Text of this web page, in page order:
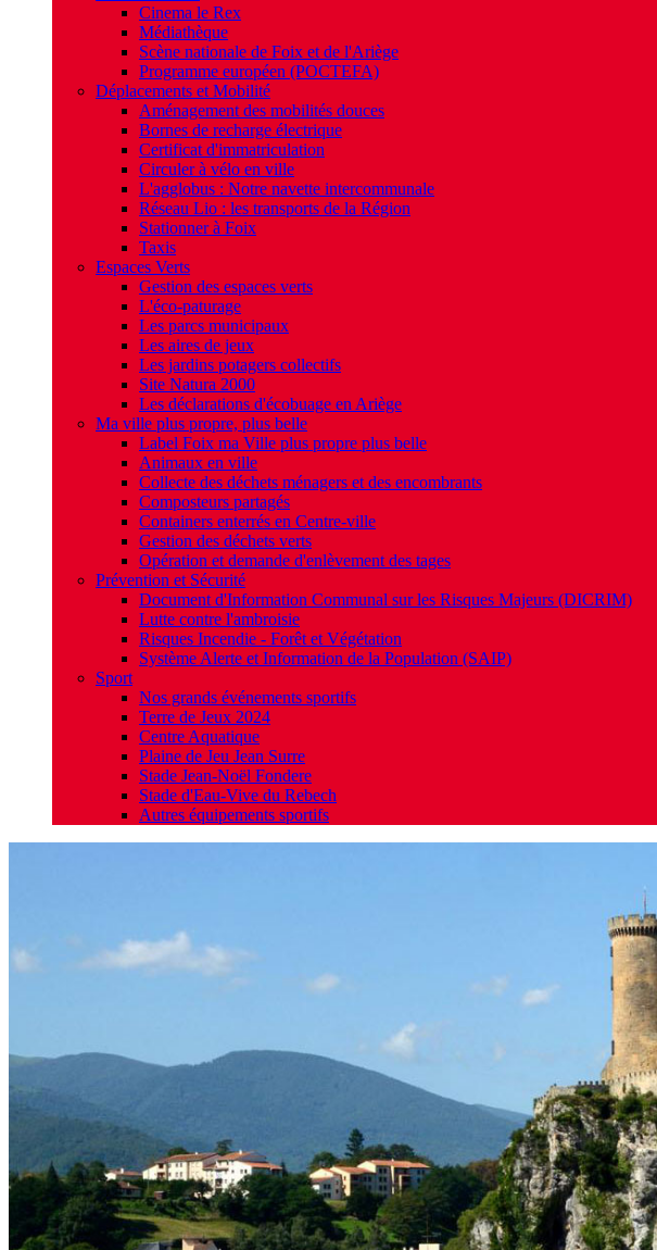
Cinema le Rex
Médiathèque
Scène nationale de Foix et de l'Ariège
Programme européen (POCTEFA)
Déplacements et Mobilité
Aménagement des mobilités douces
Bornes de recharge électrique
Certificat d'immatriculation
Circuler à vélo en ville
L'agglobus : Notre navette intercommunale
Réseau Lio : les transports de la Région
Stationner à Foix
Taxis
Espaces Verts
Gestion des espaces verts
L'éco-paturage
Les parcs municipaux
Les aires de jeux
Les jardins potagers collectifs
Site Natura 2000
Les déclarations d'écobuage en Ariège
Ma ville plus propre, plus belle
Label Foix ma Ville plus propre plus belle
Animaux en ville
Collecte des déchets ménagers et des encombrants
Composteurs partagés
Containers enterrés en Centre-ville
Gestion des déchets verts
Opération et demande d'enlèvement des tages
Prévention et Sécurité
Document d'Information Communal sur les Risques Majeurs (DICRIM)
Lutte contre l'ambroisie
Risques Incendie - Forêt et Végétation
Système Alerte et Information de la Population (SAIP)
Sport
Nos grands événements sportifs
Terre de Jeux 2024
Centre Aquatique
Plaine de Jeu Jean Surre
Stade Jean-Noël Fondere
Stade d'Eau-Vive du Rebech
Autres équipements sportifs